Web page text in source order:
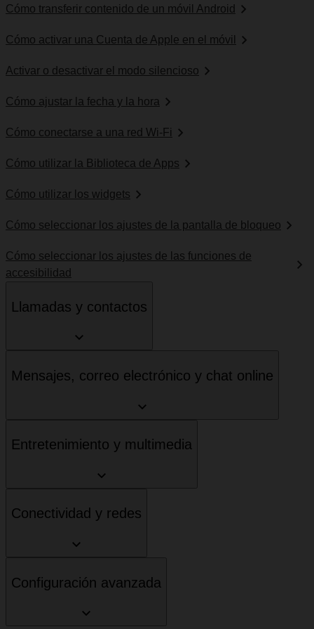
Cómo transferir contenido de un móvil Android
Cómo activar una Cuenta de Apple en el móvil
Activar o desactivar el modo silencioso
Cómo ajustar la fecha y la hora
Cómo conectarse a una red Wi-Fi
Cómo utilizar la Biblioteca de Apps
Cómo utilizar los widgets
Cómo seleccionar los ajustes de la pantalla de bloqueo
Cómo seleccionar los ajustes de las funciones de
accesibilidad
Llamadas y contactos
Mensajes, correo electrónico y chat online
Entretenimiento y multimedia
Conectividad y redes
Configuración avanzada